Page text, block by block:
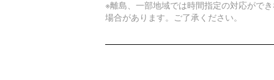
※離島、一部地域では時間指定の対応がで
場合があります。ご了承ください。